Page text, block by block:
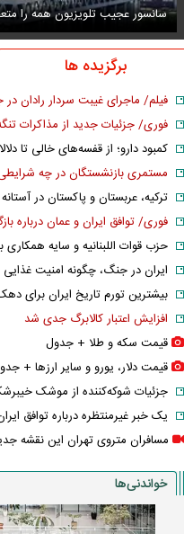
سانسور عجیب تلویزیون همه را
برگزیده ها
فیلم/ ماجرای غیبت سردار رادان
فوری/ جزئیات جدید از مذاکرات
کمبود دارو؛ از قفسه‌های خالی تا
مستمری بازنشستگان در چه
ترکیه، عربستان و پاکستان در
فوری/ توافق ایران و عمان درباره
حزب قوات اللبنانیه و سایه همکاری
ایران در جنگ، چگونه امنیت غذایی
بیشترین تورم تاریخ ایران برای
افزایش اعتبار کالابرگ جدی شد
قیمت سکه و طلا + جدول
قیمت دلار، یورو و سایر ارز‌ها +
جزئیات شوکه‌کننده از موشک
یک خبر غیرمنتظره درباره توافق
مسافران متروی تهران این نقشه
خواندنی‌ها